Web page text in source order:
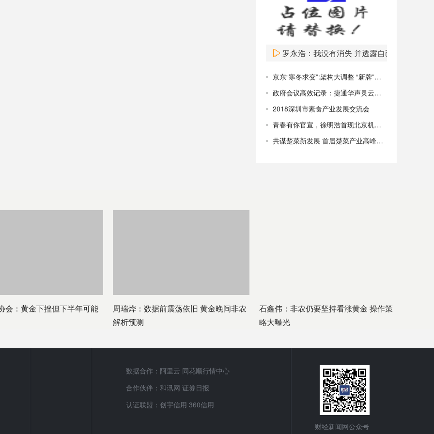
罗永浩：我没有消失 并透露自己在忙这事
京东“寒冬求变”:架构大调整 “新牌”能否力挽狂澜
政府会议高效记录：捷通华声灵云智能转录系统全新升级
2018深圳市素食产业发展交流会
青春有你官宣，徐明浩首现北京机场青春感十足
共谋楚菜新发展 首届楚菜产业高峰论坛在汉召开
会：黄金下挫但下半年可能
周瑞烨：数据前震荡依旧 黄金晚间非农
解析预测
石鑫伟：非农仍要坚持看涨黄金 操作策
略大曝光
数据合作：阿里云 同花顺行情中心
合作伙伴：和讯网 证券日报
认证联盟：创宇信用 360信用
财经新闻网公众号